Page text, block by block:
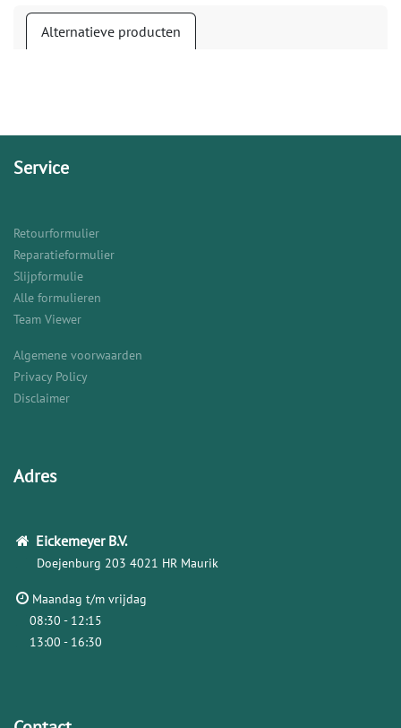
Alternatieve producten
Service
Retourformulier
Reparatieformulier
Slijpformulie
Alle formulieren
Team Viewer
Algemene voorwaarden
Privacy Policy
Disclaimer
Adres
Eickemeyer B.V.
Doejenburg 203 4021 HR Maurik
Maandag t/m vrijdag
08:30 - 12:15
13:00 - 16:30